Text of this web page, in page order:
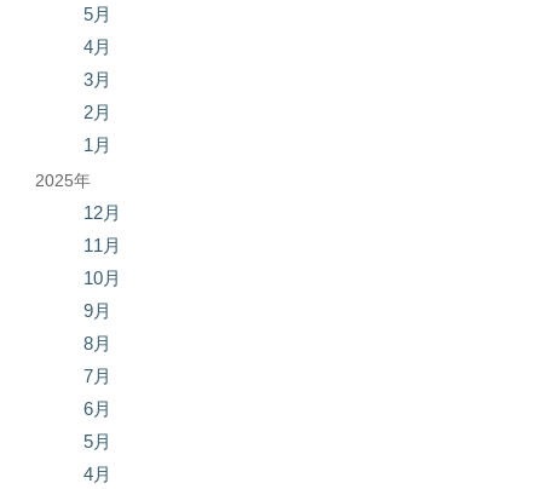
5月
4月
3月
2月
1月
2025年
12月
11月
10月
9月
8月
7月
6月
5月
4月